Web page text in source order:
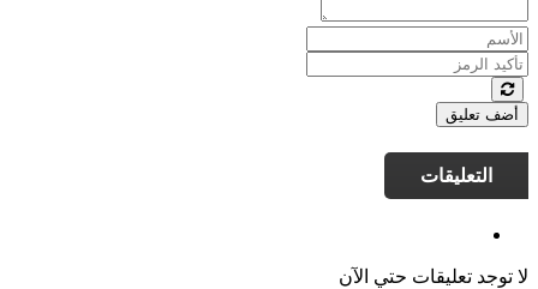
أضف تعليق
التعليقات
لا توجد تعليقات حتي الآن